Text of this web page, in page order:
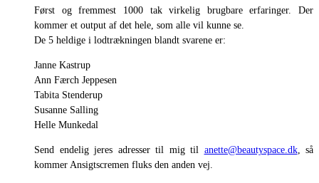
Først og fremmest 1000 tak virkelig brugbare erfaringer. Der
kommer et output af det hele, som alle vil kunne se.
De 5 heldige i lodtrækningen blandt svarene er:
Janne Kastrup
Ann Færch Jeppesen
Tabita Stenderup
Susanne Salling
Helle Munkedal
Send endelig jeres adresser til mig til anette@beautyspace.dk, så
kommer Ansigtscremen fluks den anden vej.